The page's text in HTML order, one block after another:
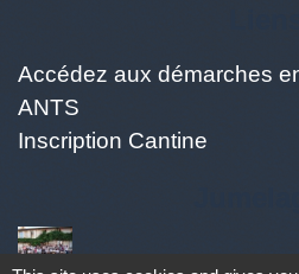
Accédez aux démarches
ANTS
Inscription Cantine